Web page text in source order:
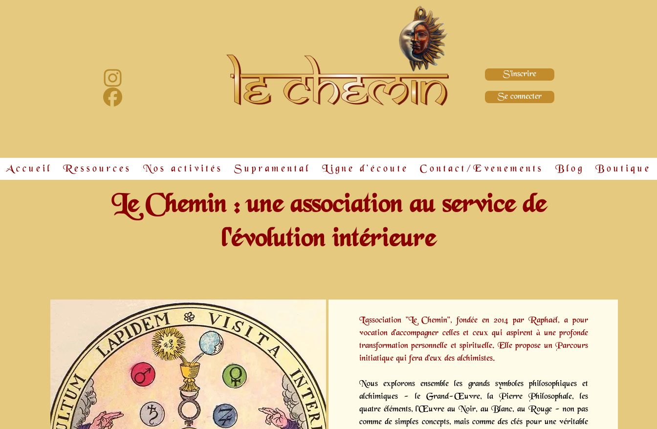
S'inscrire
Se connecter
Accueil Ressources Nos activités Supramental Ligne d'écoute Contact/Evenements Blog Boutique
Le Chemin : une association au service de
l'évolution intérieure
L'association "Le Chemin", fondée en 2014 par Raphaël, a pour
vocation d'accompagner celles et ceux qui aspirent à une profonde
transformation personnelle et spirituelle. Elle propose unParcours
initiatique qui fera d’eux des alchimistes.
Nous explorons ensemble les grands symboles philosophiques et
alchimiques - le Grand-Œuvre, la Pierre Philosophale, les
quatre éléments, l'Œuvre au Noir, au Blanc, au Rouge - non pas
comme de simples concepts, mais comme des clés pour une véritable